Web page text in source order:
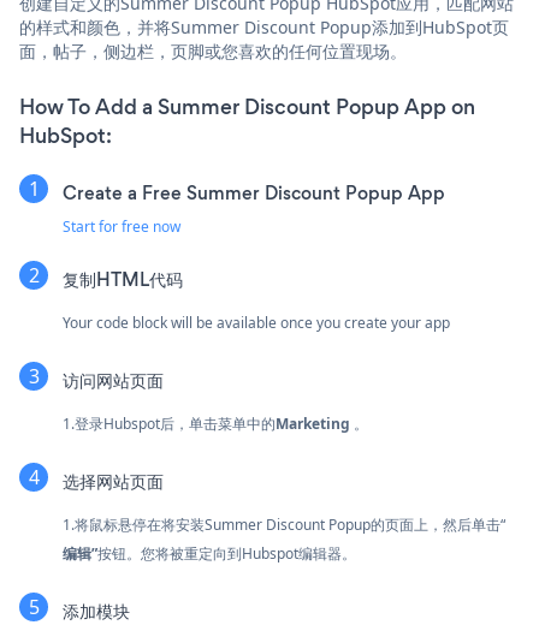
的样式和颜色，并将Summer Discount Popup添加到HubSpot页
面，帖子，侧边栏，页脚或您喜欢的任何位置现场。
How To Add a Summer Discount Popup App on
HubSpot:
Create a Free Summer Discount Popup App
Start for free now
复制HTML代码
Your code block will be available once you create your app
访问网站页面
1.登录Hubspot后，单击菜单中的Marketing 。
选择网站页面
1.将鼠标悬停在将安装Summer Discount Popup的页面上，然后单击“
编辑”按钮。您将被重定向到Hubspot编辑器。
添加模块